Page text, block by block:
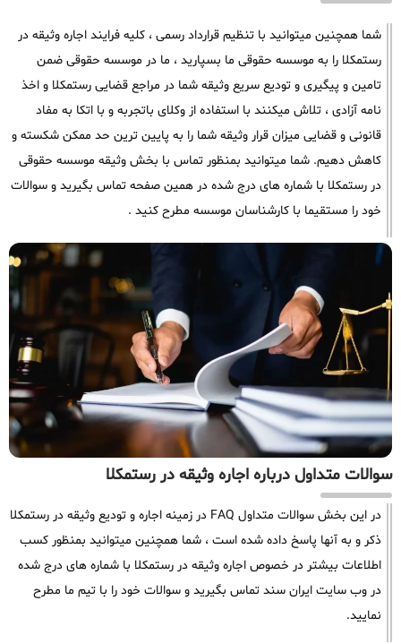
شما همچنین میتوانید با تنظیم قرارداد رسمی ، کلیه فرایند اجاره وثیقه در
رستمکلا را به موسسه حقوقی ما بسپارید ، ما در موسسه حقوقی ضمن
تامین و پیگیری و تودیع سریع وثیقه شما در مراجع قضایی رستمکلا و اخذ
نامه آزادی ، تلاش میکنند با استفاده از وکلای باتجربه و با اتکا به مفاد
قانونی و قضایی میزان قرار وثیقه شما را به پایین ترین حد ممکن شکسته و
کاهش دهیم. شما میتوانید بمنظور تماس با بخش وثیقه موسسه حقوقی
در رستمکلا با شماره های درج شده در همین صفحه تماس بگیرید و سوالات
خود را مستقیما با کارشناسان موسسه مطرح کنید .
سوالات متداول درباره اجاره وثیقه در رستمکلا
در این بخش سوالات متداول FAQ در زمینه اجاره و تودیع وثیقه در رستمکلا
ذکر و به آنها پاسخ داده شده است ، شما همچنین میتوانید بمنظور کسب
اطلاعات بیشتر در خصوص اجاره وثیقه در رستمکلا با شماره های درج شده
در وب سایت ایران سند تماس بگیرید و سوالات خود را با تیم ما مطرح
نمایید.